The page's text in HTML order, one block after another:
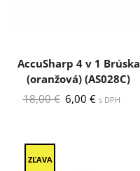
AccuSharp 4 v 1 Brúska
(oranžová) (AS028C)
18,00€ Pôvodná
6,00 €Aktuálna
s DPH
ZĽAVA